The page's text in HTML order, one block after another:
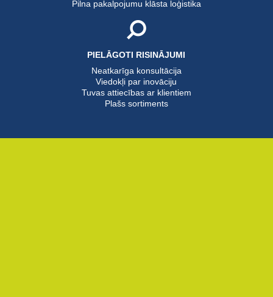
Pilna pakalpojumu klāsta loģistika
PIELĀGOTI RISINĀJUMI
Neatkarīga konsultācija
Viedokļi par inovāciju
Tuvas attiecības ar klientiem
Plašs sortiments